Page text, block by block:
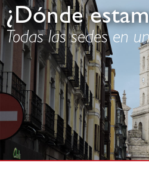
¿Dónde
Todas las sedes en